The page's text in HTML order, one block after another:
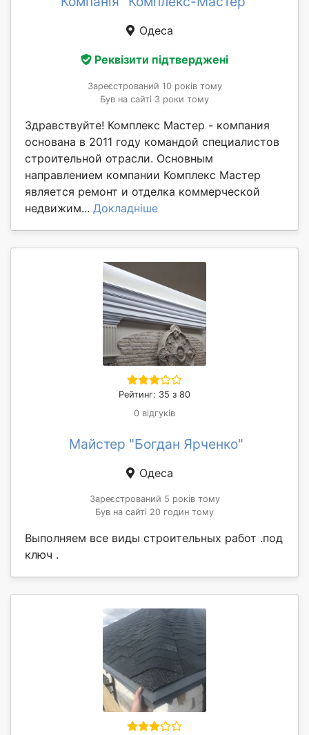
Одеса
Реквізити підтверджені
Зареєстрований 10 років тому
Був на сайті 3 роки тому
Здравствуйте! Комплекс Мастер - компания
основана в 2011 году командой специалистов
строительной отрасли. Основным
направлением компании Комплекс Мастер
является ремонт и отделка коммерческой
недвижим... Докладніше
Рейтинг: 35 з 80
0 відгуків
Майстер "Богдан Ярченко"
Одеса
Зареєстрований 5 років тому
Був на сайті 20 годин тому
Выполняем все виды строительных работ .под
ключ .